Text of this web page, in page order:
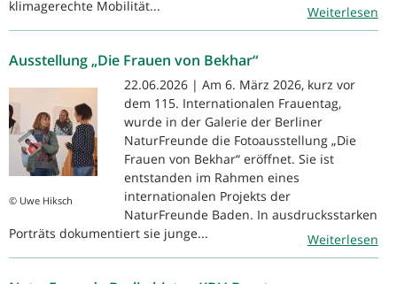
klimagerechte Mobilität...
Weiterlesen
Ausstellung „Die Frauen von Bekhar“
© Uwe Hiksch
22.06.2026 | Am 6. März 2026, kurz vor
dem 115. Internationalen Frauentag,
wurde in der Galerie der Berliner
NaturFreunde die Fotoausstellung „Die
Frauen von Bekhar“ eröffnet. Sie ist
entstanden im Rahmen eines
internationalen Projekts der
NaturFreunde Baden. In ausdrucksstarken
Porträts dokumentiert sie junge...
Weiterlesen